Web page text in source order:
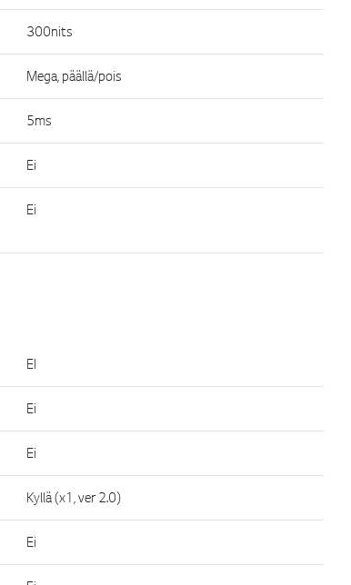
300nits
Mega, päällä/pois
5ms
Ei
Ei
EI
Ei
Ei
Kyllä (x1, ver 2.0)
Ei